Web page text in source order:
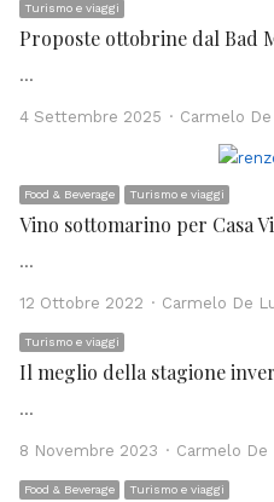
Turismo e viaggi
Proposte ottobrine dal Bad
…
4 Settembre 2025 Author
Carmelo
Food & Beverage Turismo e viaggi
Vino sottomarino per Casa
…
12 Ottobre 2022 Author
Carmelo De
Turismo e viaggi
Il meglio della stagione
…
8 Novembre 2023 Author
Carmelo De
Food & Beverage Turismo e viaggi